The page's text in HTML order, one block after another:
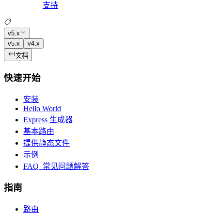
支持
v5.x
v5.x
v4.x
文档
快速开始
安装
Hello World
Express 生成器
基本路由
提供静态文件
示例
FAQ 常见问题解答
指南
路由